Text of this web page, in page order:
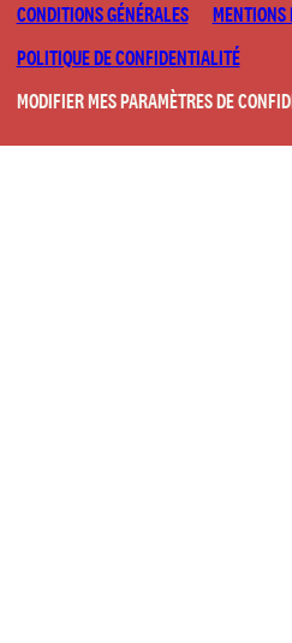
CONDITIONS GÉNÉRALES
MENTIONS
POLITIQUE DE CONFIDENTIALITÉ
MODIFIER MES PARAMÈTRES DE